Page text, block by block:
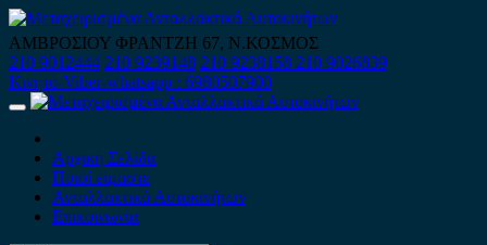
Skip
to
content
ΑΜΒΡΟΣΙΟΥ ΦΡΑΝΤΖΗ 67, Ν.ΚΟΣΜΟΣ
210 9012444 210 9239148 210 9238158 210 9026839
Κινητό-Viber-whatsapp : 6980507900
Primary
Αρχική Σελίδα
Ποιοί είμαστε
Ανταλλακτικά Αυτοκινήτων
Επικοινωνία